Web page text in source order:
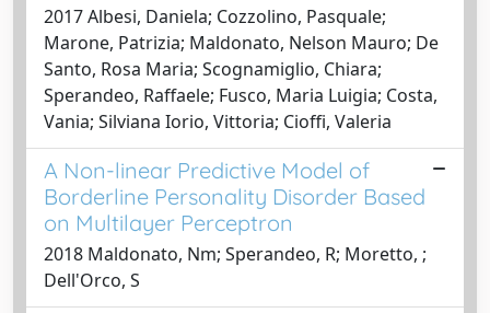
2017 Albesi, Daniela; Cozzolino, Pasquale;
Marone, Patrizia; Maldonato, Nelson Mauro; De
Santo, Rosa Maria; Scognamiglio, Chiara;
Sperandeo, Raffaele; Fusco, Maria Luigia; Costa,
Vania; Silviana Iorio, Vittoria; Cioffi, Valeria
A Non-linear Predictive Model of
Borderline Personality Disorder Based
on Multilayer Perceptron
2018 Maldonato, Nm; Sperandeo, R; Moretto, ;
Dell'Orco, S